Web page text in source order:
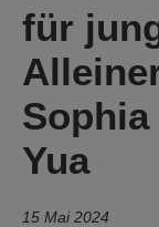
für
Yua
15 Mai 2024